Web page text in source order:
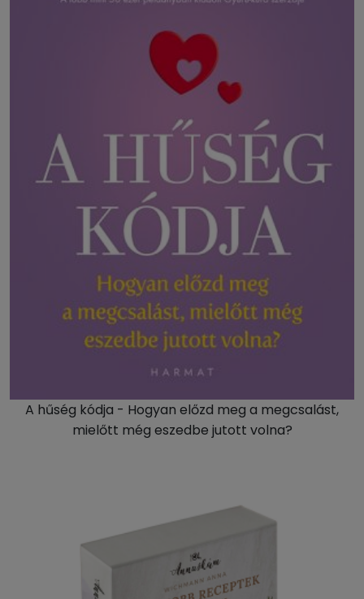
A hűség kódja - Hogyan előzd meg a megcsalást,
mielőtt még eszedbe jutott volna?